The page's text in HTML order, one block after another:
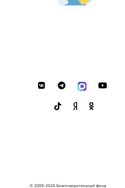
© 2005-2026 Благотворительный фонд